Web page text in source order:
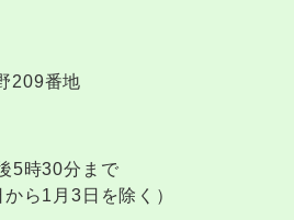
209番地
5時30分まで
ら1月3日を除く）